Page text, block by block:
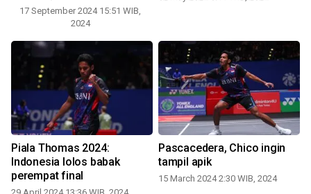
17 September 2024 15:51 WIB,
2024
Piala Thomas 2024:
Indonesia lolos babak
perempat final
Pascacedera, Chico ingin
tampil apik
15 March 2024 2:30 WIB, 2024